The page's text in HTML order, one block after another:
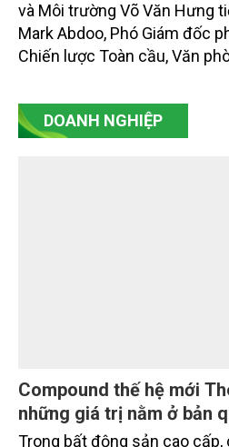
Chiến lược Toàn cầu, Cơ
và Dược phẩm Hoa Kỳ (FDA).
DOANH NGHIỆP